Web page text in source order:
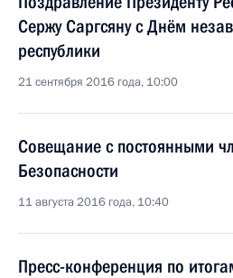
Сержу Саргсяну с Днём
республики
21 сентября 2016 года, 10:00
Совещание с постоянными
Безопасности
11 августа 2016 года, 10:40
Пресс-конференция по